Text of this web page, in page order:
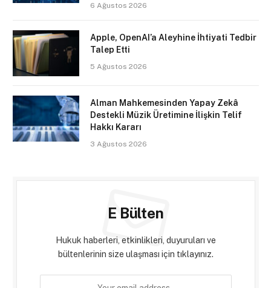
6 Ağustos 2026
Apple, OpenAI’a Aleyhine İhtiyati Tedbir
Talep Etti
5 Ağustos 2026
Alman Mahkemesinden Yapay Zekâ
Destekli Müzik Üretimine İlişkin Telif
Hakkı Kararı
3 Ağustos 2026
E Bülten
Hukuk haberleri, etkinlikleri, duyuruları ve
bültenlerinin size ulaşması için tıklayınız.